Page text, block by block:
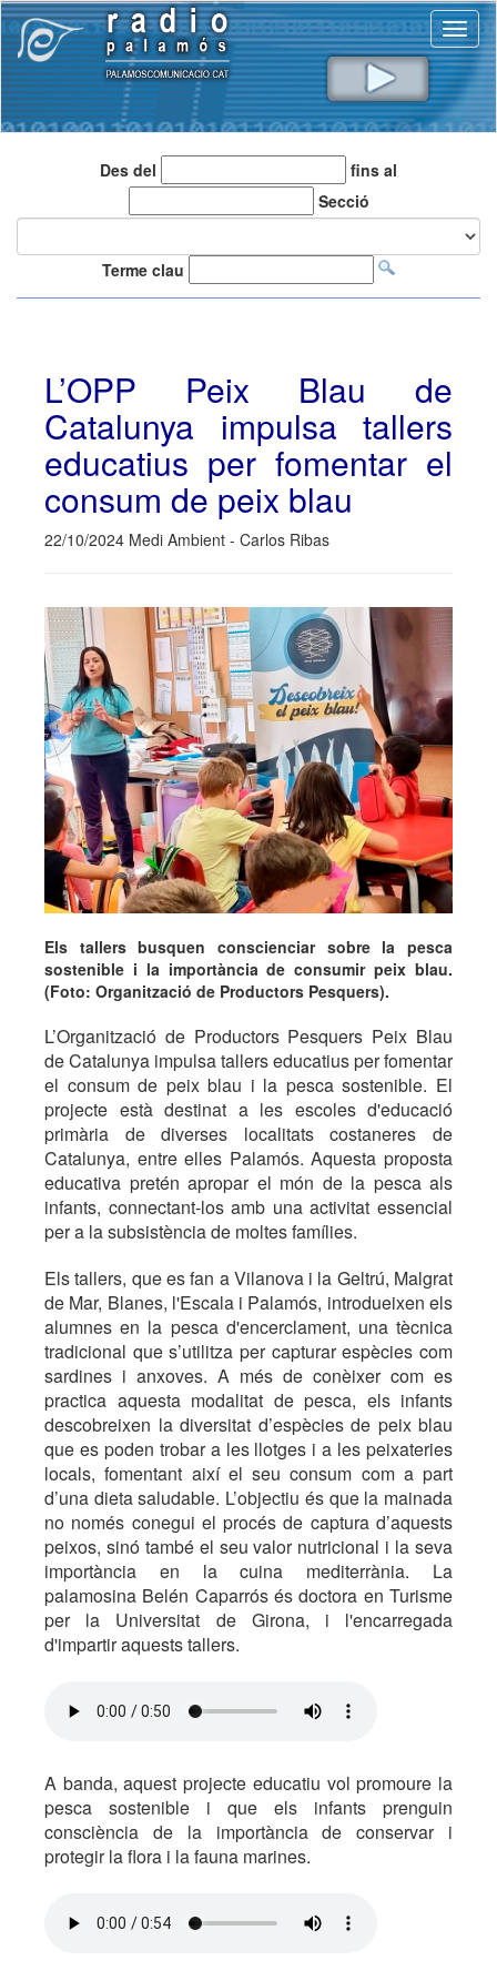
Des del
fins al
Secció
Terme clau
L’OPP Peix Blau de
Catalunya impulsa tallers
educatius per fomentar el
consum de peix blau
22/10/2024 Medi Ambient - Carlos Ribas
Els tallers busquen conscienciar sobre la pesca
sostenible i la importància de consumir peix blau.
(Foto: Organització de Productors Pesquers).
L’Organització de Productors Pesquers Peix Blau
de Catalunya impulsa tallers educatius per fomentar
el consum de peix blau i la pesca sostenible. El
projecte està destinat a les escoles d'educació
primària de diverses localitats costaneres de
Catalunya, entre elles Palamós. Aquesta proposta
educativa pretén apropar el món de la pesca als
infants, connectant-los amb una activitat essencial
per a la subsistència de moltes famílies.
Els tallers, que es fan a Vilanova i la Geltrú, Malgrat
de Mar, Blanes, l'Escala i Palamós, introdueixen els
alumnes en la pesca d'encerclament, una tècnica
tradicional que s’utilitza per capturar espècies com
sardines i anxoves. A més de conèixer com es
practica aquesta modalitat de pesca, els infants
descobreixen la diversitat d’espècies de peix blau
que es poden trobar a les llotges i a les peixateries
locals, fomentant així el seu consum com a part
d’una dieta saludable. L’objectiu és que la mainada
no només conegui el procés de captura d’aquests
peixos, sinó també el seu valor nutricional i la seva
importància en la cuina mediterrània. La
palamosina Belén Caparrós és doctora en Turisme
per la Universitat de Girona, i l'encarregada
d'impartir aquests tallers.
A banda, aquest projecte educatiu vol promoure la
pesca sostenible i que els infants prenguin
consciència de la importància de conservar i
protegir la flora i la fauna marines.